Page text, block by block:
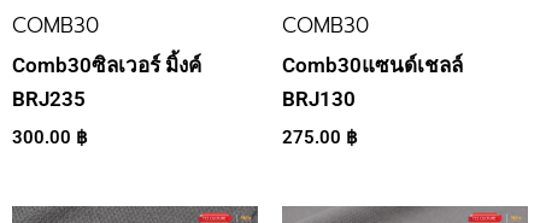
COMB30
Comb30ซิลเวอร์ มิ้งค์
BRJ235
300.00 ฿
COMB30
Comb30แซนด์เชลล์
BRJ130
275.00 ฿